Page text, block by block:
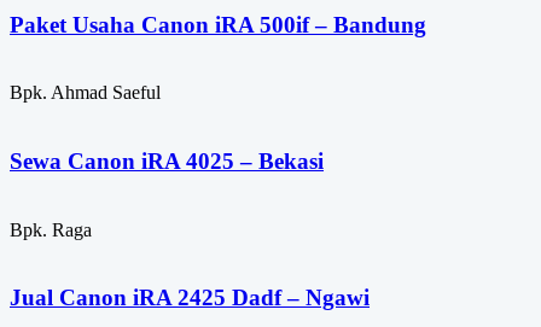
Paket Usaha Canon iRA 500if – Bandung
Bpk. Ahmad Saeful
Sewa Canon iRA 4025 – Bekasi
Bpk. Raga
Jual Canon iRA 2425 Dadf – Ngawi